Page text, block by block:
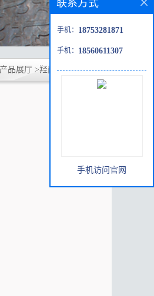
产品展厅>羟丙基甲基纤维素
联系方式
手机： 18753281871
手机： 18560611307
手机访问官网